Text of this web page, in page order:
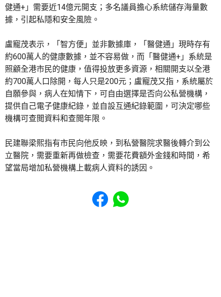
健通+」需要近14億元開支；多名議員擔心系統儲存海量數
據，引起私隱和安全風險。
盧寵茂表示，「智方便」並非數據庫，「醫健通」現時存有
約600萬人的健康數據，並不容易做，而「醫健通+」系統是
照顧全港市民的健康，值得投放更多資源，相關開支以全港
約700萬人口除開，每人只是200元；盧寵茂又指，系統屬於
自願參與，病人在知情下，可自由選擇是否向公私營機構，
提供自己電子健康紀錄，並自設互通紀錄範圍，可決定哪些
機構可查閲資料和查閲年限。
民建聯梁熙指有市民向他反映，到私營醫院求醫後轉介到公
立醫院，需要重新再做檢查，需要花費額外金錢和時間，希
望當局增加私營機構上載病人資料的誘因。
Share to Facebook
Share to WhatsApp